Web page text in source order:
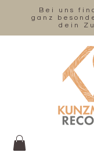
Bei uns
ganz
dein